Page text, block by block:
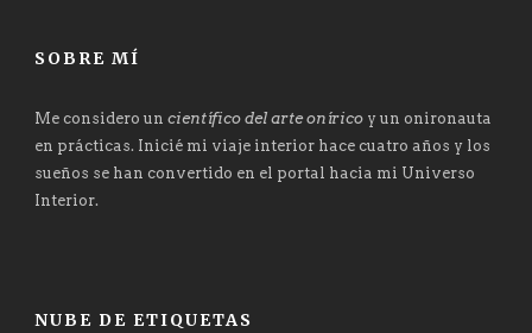
SOBRE MÍ
Me considero un científico del arte onírico y un onironauta
en prácticas. Inicié mi viaje interior hace cuatro años y los
sueños se han convertido en el portal hacia mi Universo
Interior.
NUBE DE ETIQUETAS